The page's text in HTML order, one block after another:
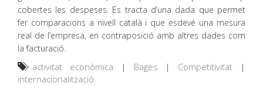
cobertes les despeses. Es tracta d’una dada que permet
fer comparacions a nivell català i que esdevé una mesura
real de l’empresa, en contraposició amb altres dades com
la facturació.
activitat econòmica | Bages | Competitivitat |
internacionalització